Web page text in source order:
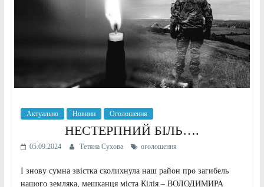
Актуально Новини Оголошення
НЕСТЕРПНИЙ БІЛЬ….
05.09.2024 Тетяна Сухова оголошення
І знову сумна звістка сколихнула наш район про загибель
нашого земляка, мешканця міста Кілія – ВОЛОДИМИРА